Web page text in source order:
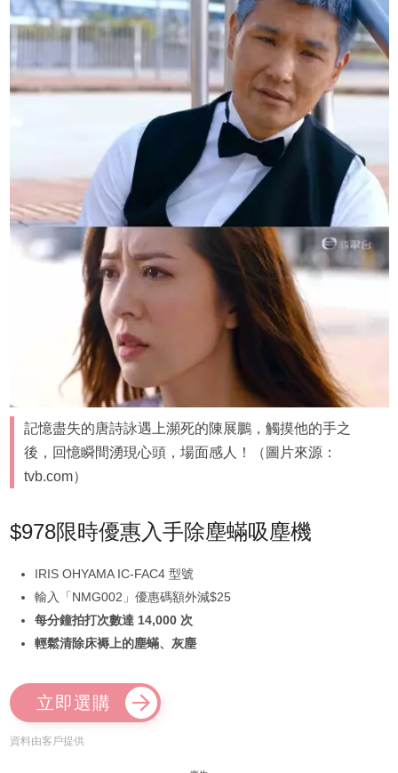
記憶盡失的唐詩詠遇上瀕死的陳展鵬，觸摸他的手之
後，回憶瞬間湧現心頭，場面感人！（圖片來源：
tvb.com）
$978限時優惠入手除塵蟎吸塵機
IRIS OHYAMA IC-FAC4 型號
輸入「NMG002」優惠碼額外減$25
每分鐘拍打次數達 14,000 次
輕鬆清除床褥上的塵蟎、灰塵
立即選購
資料由客戶提供